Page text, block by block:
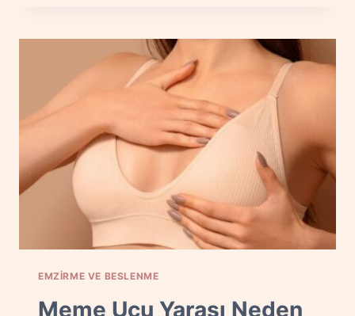
EK
GIDALAR:
ADIMLAR
EMZIRME VE BESLENME
Meme Ucu Yarası Neden